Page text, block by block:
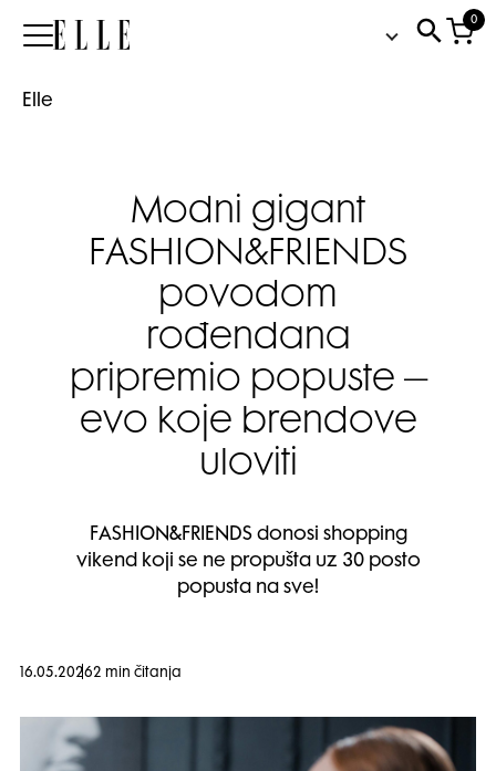
Elle
0
Elle
Modni gigant
FASHION&FRIENDS
povodom
rođendana
pripremio popuste –
evo koje brendove
uloviti
FASHION&FRIENDS donosi shopping
vikend koji se ne propušta uz 30 posto
popusta na sve!
16.05.20262 min čitanja